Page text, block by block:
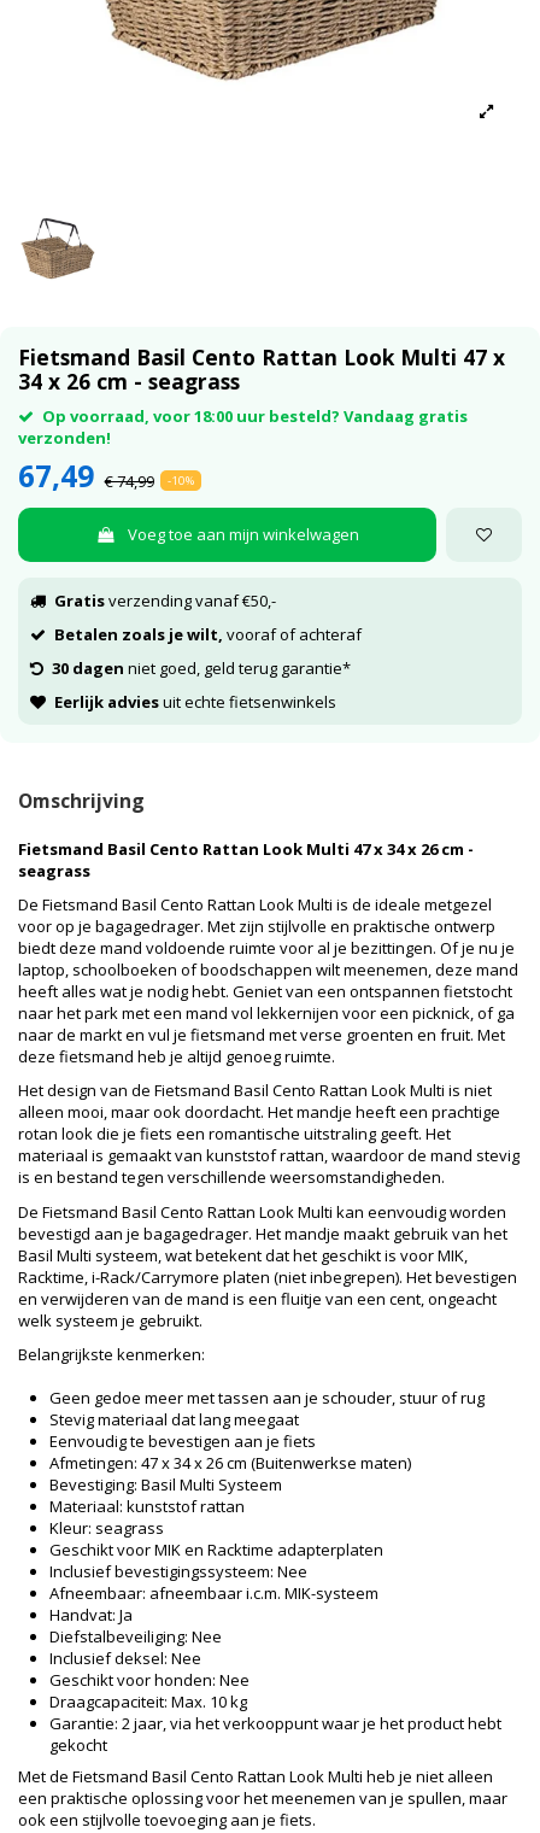
Fietsmand Basil Cento Rattan Look Multi 47 x
34 x 26 cm - seagrass
Op voorraad, voor 18:00 uur besteld? Vandaag gratis
verzonden!
67,49 € 74,99 -10%
Voeg toe aan mijn winkelwagen
Gratisverzending vanaf €50,-
Betalen zoals je wilt, vooraf of achteraf
30 dagen niet goed, geld terug garantie*
Eerlijk adviesuit echte fietsenwinkels
Omschrijving
Fietsmand Basil Cento Rattan Look Multi 47 x 34 x 26 cm -
seagrass
De Fietsmand Basil Cento Rattan Look Multi is de ideale metgezel
voor op je bagagedrager. Met zijn stijlvolle en praktische ontwerp
biedt deze mand voldoende ruimte voor al je bezittingen. Of je nu je
laptop, schoolboeken of boodschappen wilt meenemen, deze mand
heeft alles wat je nodig hebt. Geniet van een ontspannen fietstocht
naar het park met een mand vol lekkernijen voor een picknick, of ga
naar de markt en vul je fietsmand met verse groenten en fruit. Met
deze fietsmand heb je altijd genoeg ruimte.
Het design van de Fietsmand Basil Cento Rattan Look Multi is niet
alleen mooi, maar ook doordacht. Het mandje heeft een prachtige
rotan look die je fiets een romantische uitstraling geeft. Het
materiaal is gemaakt van kunststof rattan, waardoor de mand stevig
is en bestand tegen verschillende weersomstandigheden.
De Fietsmand Basil Cento Rattan Look Multi kan eenvoudig worden
bevestigd aan je bagagedrager. Het mandje maakt gebruik van het
Basil Multi systeem, wat betekent dat het geschikt is voor MIK,
Racktime, i-Rack/Carrymore platen (niet inbegrepen). Het bevestigen
en verwijderen van de mand is een fluitje van een cent, ongeacht
welk systeem je gebruikt.
Belangrijkste kenmerken:
Geen gedoe meer met tassen aan je schouder, stuur of rug
Stevig materiaal dat lang meegaat
Eenvoudig te bevestigen aan je fiets
Afmetingen: 47 x 34 x 26 cm (Buitenwerkse maten)
Bevestiging: Basil Multi Systeem
Materiaal: kunststof rattan
Kleur: seagrass
Geschikt voor MIK en Racktime adapterplaten
Inclusief bevestigingssysteem: Nee
Afneembaar: afneembaar i.c.m. MIK-systeem
Handvat: Ja
Diefstalbeveiliging: Nee
Inclusief deksel: Nee
Geschikt voor honden: Nee
Draagcapaciteit: Max. 10 kg
Garantie: 2 jaar, via het verkooppunt waar je het product hebt
gekocht
Met de Fietsmand Basil Cento Rattan Look Multi heb je niet alleen
een praktische oplossing voor het meenemen van je spullen, maar
ook een stijlvolle toevoeging aan je fiets.